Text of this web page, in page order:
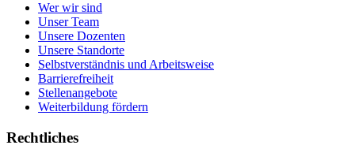
Wer wir sind
Unser Team
Unsere Dozenten
Unsere Standorte
Selbstverständnis und Arbeitsweise
Barrierefreiheit
Stellenangebote
Weiterbildung fördern
Rechtliches